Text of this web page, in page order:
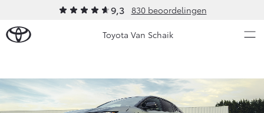
9,3 830 beoordelingen
Toyota Van Schaik
Modellen